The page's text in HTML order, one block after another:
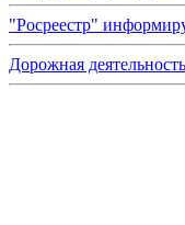
"Росреестр"
Дорожная деятельность